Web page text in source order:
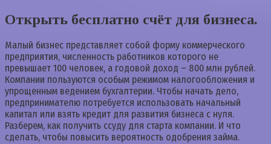
Открыть бесплатно счёт для бизнеса.
Малый бизнес представляет собой форму коммерческого
предприятия, численность работников которого не
превышает 100 человек, а годовой доход – 800 млн рублей.
Компании пользуются особым режимом налогообложения и
упрощенным ведением бухгалтерии. Чтобы начать дело,
предпринимателю потребуется использовать начальный
капитал или взять кредит для развития бизнеса с нуля.
Разберем, как получить ссуду для старта компании. И что
сделать, чтобы повысить вероятность одобрения займа.